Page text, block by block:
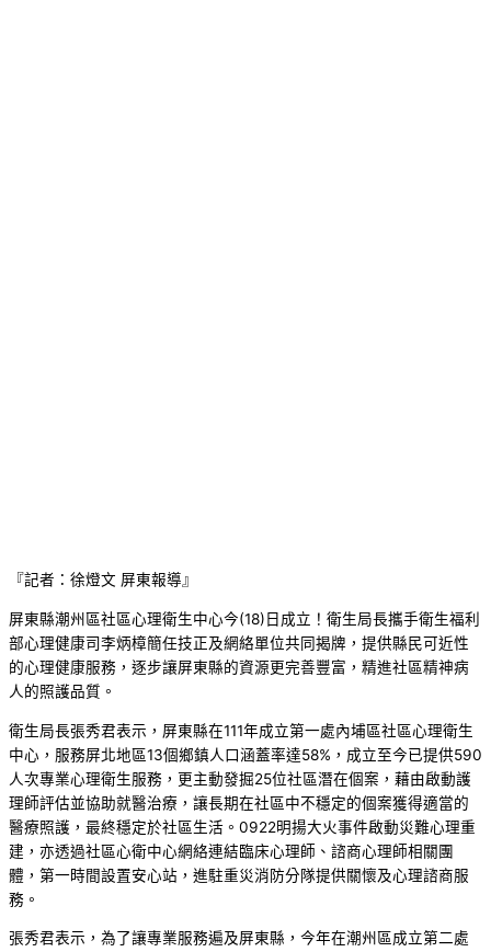
『記者：徐燈文 屏東報導』
屏東縣潮州區社區心理衛生中心今(18)日成立！衛生局長攜手衛生福利
部心理健康司李炳樟簡任技正及網絡單位共同揭牌，提供縣民可近性
的心理健康服務，逐步讓屏東縣的資源更完善豐富，精進社區精神病
人的照護品質。
衛生局長張秀君表示，屏東縣在111年成立第一處內埔區社區心理衛生
中心，服務屏北地區13個鄉鎮人口涵蓋率達58%，成立至今已提供590
人次專業心理衛生服務，更主動發掘25位社區潛在個案，藉由啟動護
理師評估並協助就醫治療，讓長期在社區中不穩定的個案獲得適當的
醫療照護，最終穩定於社區生活。0922明揚大火事件啟動災難心理重
建，亦透過社區心衛中心網絡連結臨床心理師、諮商心理師相關團
體，第一時間設置安心站，進駐重災消防分隊提供關懷及心理諮商服
務。
張秀君表示，為了讓專業服務遍及屏東縣，今年在潮州區成立第二處